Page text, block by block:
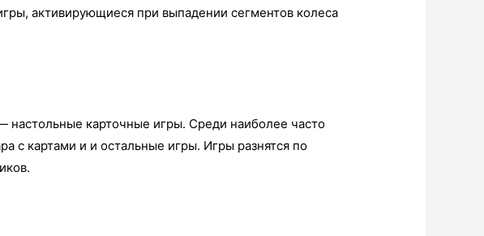
активирующиеся при выпадении сегментов колеса
настольные карточные игры. Среди наиболее часто
с картами и и остальные игры. Игры разнятся по